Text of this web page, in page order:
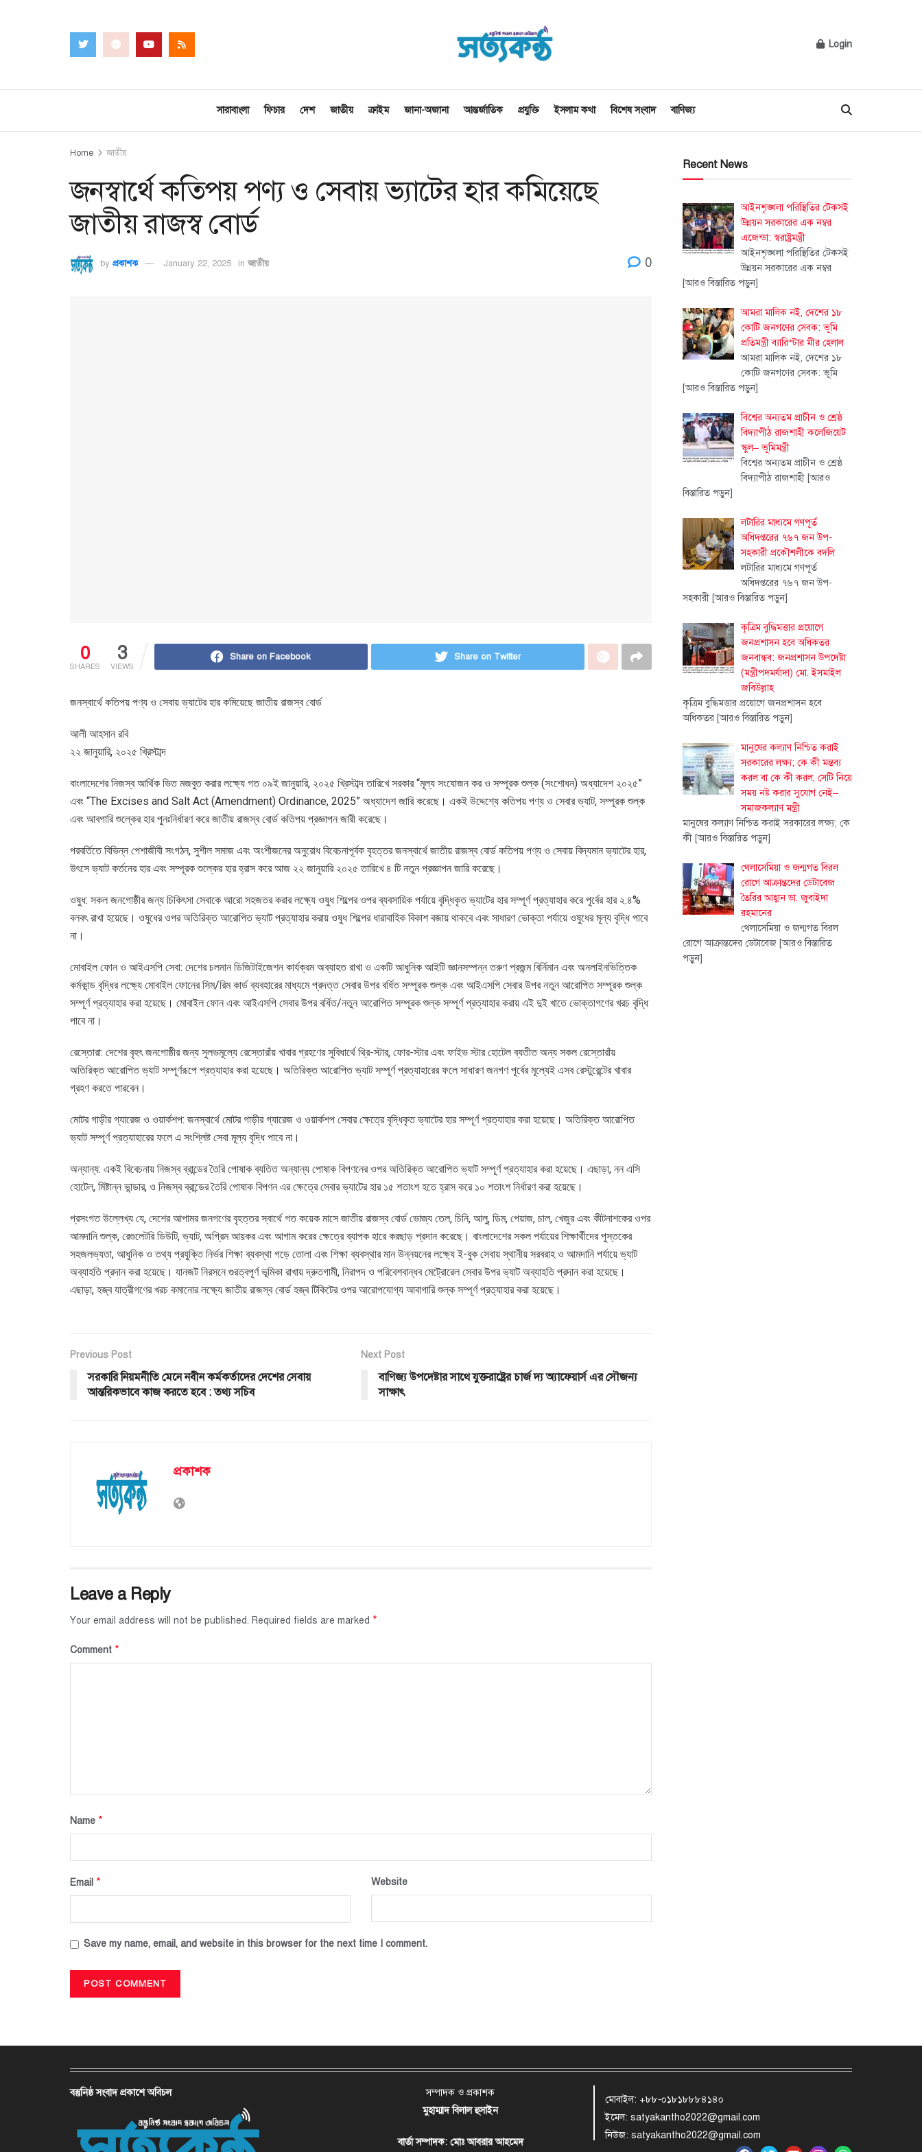
Login
সারাবাংলা ফিচার দেশ জাতীয় ক্রাইম জানা-অজানা আন্তর্জাতিক প্রযুক্তি ইসলাম কথা বিশেষ সংবাদ বাণিজ্য
Home জাতীয়
জনস্বার্থে কতিপয় পণ্য ও সেবায় ভ্যাটের হার কমিয়েছে
জাতীয় রাজস্ব বোর্ড
by প্রকাশক January 22, 2025 in জাতীয় 0
0
SHARES
3
VIEWS
Share on Facebook Share on Twitter
জনস্বার্থে কতিপয় পণ্য ও সেবায় ভ্যাটের হার কমিয়েছে জাতীয় রাজস্ব বোর্ড
আলী আহসান রবি
২২ জানুয়ারি, ২০২৫ খ্রিস্টাব্দ
বাংলাদেশের নিজস্ব আর্থিক ভিত মজবুত করার লক্ষ্যে গত ০৯ই জানুয়ারি, ২০২৫ খ্রিস্টাব্দ তারিখে সরকার “মূল্য সংযোজন কর ও সম্পূরক শুল্ক (সংশোধন) অধ্যাদেশ ২০২৫”
এবং “The Excises and Salt Act (Amendment) Ordinance, 2025” অধ্যাদেশ জারি করেছে। একই উদ্দেশ্যে কতিপয় পণ্য ও সেবার ভ্যাট, সম্পূরক শুল্ক
এবং আবগারি শুল্কের হার পুনঃনির্ধারণ করে জাতীয় রাজস্ব বোর্ড কতিপয় প্রজ্ঞাপন জারী করেছে।
পরবর্তিতে বিভিন্ন পেশাজীবী সংগঠন, সুশীল সমাজ এবং অংশীজনের অনুরোধ বিবেচনাপূর্বক বৃহত্তর জনস্বার্থে জাতীয় রাজস্ব বোর্ড কতিপয় পণ্য ও সেবায় বিদ্যমান ভ্যাটের হার,
উৎসে ভ্যাট কর্তনের হার এবং সম্পূরক শুল্কের হার হ্রাস করে আজ ২২ জানুয়ারি ২০২৫ তারিখে ৪ টি নতুন প্রজ্ঞাপন জারি করেছে।
ওষুধ: সকল জনগোষ্ঠীর জন্য চিকিৎসা সেবাকে আরো সহজতর করার লক্ষ্যে ওষুধ শিল্পের ওপর ব্যবসায়িক পর্যায়ে বৃদ্ধিকৃত ভ্যাটের হার সম্পূর্ণ প্রত্যাহার করে পূর্বের হার ২.৪%
বলবৎ রাখা হয়েছে। ওষুধের ওপর অতিরিক্ত আরোপিত ভ্যাট প্রত্যাহার করায় ওষুধ শিল্পের ধারাবাহিক বিকাশ বজায় থাকবে এবং সাধারণ ভোক্তা পর্যায়ে ওষুধের মূল্য বৃদ্ধি পাবে
না।
মোবাইল ফোন ও আইএসপি সেবা: দেশের চলমান ডিজিটাইজেশন কার্যক্রম অব্যাহত রাখা ও একটি আধুনিক আইটি জ্ঞানসম্পন্ন তরুণ প্রজন্ম বির্নিমান এবং অনলাইনভিত্তিক
কর্মকান্ড বৃদ্ধির লক্ষ্যে মোবাইল ফোনের সিম/রিম কার্ড ব্যবহারের মাধ্যমে প্রদত্ত সেবার উপর বর্ধিত সম্পূরক শুল্ক এবং আইএসপি সেবার উপর নতুন আরোপিত সম্পূরক শুল্ক
সম্পূর্ণ প্রত্যাহার করা হয়েছে। মোবাইল ফোন এবং আইএসপি সেবার উপর বর্ধিত/নতুন আরোপিত সম্পূরক শুল্ক সম্পূর্ণ প্রত্যাহার করায় এই দুই খাতে ভোক্তাগণের খরচ বৃদ্ধি
পাবে না।
রেস্তোরা: দেশের বৃহৎ জনগোষ্ঠীর জন্য সুলভমূল্যে রেস্তোরাঁয় খাবার গ্রহণের সুবিধার্থে থ্রি-স্টার, ফোর-স্টার এবং ফাইভ স্টার হোটেল ব্যতীত অন্য সকল রেস্তোরাঁয়
অতিরিক্ত আরোপিত ভ্যাট সম্পূর্ণরূপে প্রত্যাহার করা হয়েছে। অতিরিক্ত আরোপিত ভ্যাট সম্পূর্ণ প্রত্যাহারের ফলে সাধারণ জনগণ পূর্বের মূল্যেই এসব রেস্টুরেন্টের খাবার
গ্রহণ করতে পারবেন।
মোটর গাড়ীর গ্যারেজ ও ওয়ার্কশপ: জনস্বার্থে মোটর গাড়ীর গ্যারেজ ও ওয়ার্কশপ সেবার ক্ষেত্রে বৃদ্ধিকৃত ভ্যাটের হার সম্পূর্ণ প্রত্যাহার করা হয়েছে। অতিরিক্ত আরোপিত
ভ্যাট সম্পূর্ণ প্রত্যাহারের ফলে এ সংশ্লিষ্ট সেবা মূল্য বৃদ্ধি পাবে না।
অন্যান্য: একই বিবেচনায় নিজস্ব ব্রান্ডের তৈরি পোষাক ব্যতিত অন্যান্য পোষাক বিপণনের ওপর অতিরিক্ত আরোপিত ভ্যাট সম্পূর্ণ প্রত্যাহার করা হয়েছে। এছাড়া, নন এসি
হোটেল, মিষ্টান্ন ভান্ডার, ও নিজস্ব ব্রান্ডের তৈরি পোষাক বিপণন এর ক্ষেত্রে সেবার ভ্যাটের হার ১৫ শতাংশ হতে হ্রাস করে ১০ শতাংশ নির্ধারণ করা হয়েছে।
প্রসংগত উল্লেখ্য যে, দেশের আপামর জনগণের বৃহত্তর স্বার্থে গত কয়েক মাসে জাতীয় রাজস্ব বোর্ড ভোজ্য তেল, চিনি, আলু, ডিম, পেয়াজ, চাল, খেজুর এবং কীটনাশকের ওপর
আমদানি শুল্ক, রেগুলেটরি ডিউটি, ভ্যাট, অগ্রিম আয়কর এবং আগাম করের ক্ষেত্রে ব্যাপক হারে করছাড় প্রদান করেছে। বাংলাদেশের সকল পর্যায়ের শিক্ষার্থীদের পুস্তকের
সহজলভ্যতা, আধুনিক ও তথ্য প্রযুক্তি নির্ভর শিক্ষা ব্যবস্থা গড়ে তোলা এবং শিক্ষা ব্যবস্থার মান উন্নয়নের লক্ষ্যে ই-বুক সেবায় স্থানীয় সরবরাহ ও আমদানি পর্যায়ে ভ্যাট
অব্যাহতি প্রদান করা হয়েছে। যানজট নিরসনে গুরত্বপূর্ণ ভূমিকা রাখায় দ্রুতগামী, নিরাপদ ও পরিবেশবান্ধব মেট্রোরেল সেবার উপর ভ্যাট অব্যাহতি প্রদান করা হয়েছে।
এছাড়া, হজ্ব যাত্রীগণের খরচ কমানোর লক্ষ্যে জাতীয় রাজস্ব বোর্ড হজ্ব টিকিটের ওপর আরোপযোগ্য আবাগারি শুল্ক সম্পূর্ণ প্রত্যাহার করা হয়েছে।
Previous Post
সরকারি নিয়মনীতি মেনে নবীন কর্মকর্তাদের দেশের সেবায়
আন্তরিকভাবে কাজ করতে হবে : তথ্য সচিব
Next Post
বাণিজ্য উপদেষ্টার সাথে যুক্তরাষ্ট্রের চার্জ দ্য অ্যাফেয়ার্স এর সৌজন্য
সাক্ষাৎ
প্রকাশক
Leave a Reply
Your email address will not be published. Required fields are marked *
Comment *
Name *
Email * Website
Save my name, email, and website in this browser for the next time I comment.
Recent News
আইনশৃঙ্খলা পরিস্থিতির টেকসই
উন্নয়ন সরকারের এক নম্বর
এজেন্ডা: স্বরাষ্ট্রমন্ত্রী
আইনশৃঙ্খলা পরিস্থিতির টেকসই
উন্নয়ন সরকারের এক নম্বর
[আরও বিস্তারিত পড়ুন]
আমরা মালিক নই, দেশের ১৮
কোটি জনগণের সেবক: ভূমি
প্রতিমন্ত্রী ব্যারিস্টার মীর হেলাল
আমরা মালিক নই, দেশের ১৮
কোটি জনগণের সেবক: ভূমি
[আরও বিস্তারিত পড়ুন]
বিশ্বের অন্যতম প্রাচীন ও শ্রেষ্ঠ
বিদ্যাপীঠ রাজশাহী কলেজিয়েট
স্কুল– ভূমিমন্ত্রী
বিশ্বের অন্যতম প্রাচীন ও শ্রেষ্ঠ
বিদ্যাপীঠ রাজশাহী [আরও
বিস্তারিত পড়ুন]
লটারির মাধ্যমে গণপূর্ত
অধিদপ্তরের ৭৬৭ জন উপ-
সহকারী প্রকৌশলীকে বদলি
লটারির মাধ্যমে গণপূর্ত
অধিদপ্তরের ৭৬৭ জন উপ-
সহকারী [আরও বিস্তারিত পড়ুন]
কৃত্রিম বুদ্ধিমত্তার প্রয়োগে
জনপ্রশাসন হবে অধিকতর
জনবান্ধব: জনপ্রশাসন উপদেষ্টা
(মন্ত্রীপদমর্যাদা) মো. ইসমাইল
জবিউল্লাহ
কৃত্রিম বুদ্ধিমত্তার প্রয়োগে জনপ্রশাসন হবে
অধিকতর [আরও বিস্তারিত পড়ুন]
মানুষের কল্যাণ নিশ্চিত করাই
সরকারের লক্ষ্য; কে কী মন্তব্য
করল বা কে কী করল, সেটি নিয়ে
সময় নষ্ট করার সুযোগ নেই–
সমাজকল্যাণ মন্ত্রী
মানুষের কল্যাণ নিশ্চিত করাই সরকারের লক্ষ্য; কে
কী [আরও বিস্তারিত পড়ুন]
থেলাসেমিয়া ও জন্মগত বিরল
রোগে আক্রান্তদের ডেটাবেজ
তৈরির আহ্বান ডা. জুবাইদা
রহমানের
থেলাসেমিয়া ও জন্মগত বিরল
রোগে আক্রান্তদের ডেটাবেজ [আরও বিস্তারিত
পড়ুন]
বস্তুনিষ্ঠ সংবাদ প্রকাশে অবিচল
সম্পাদক ও প্রকাশক
মুহাম্মাদ বিলাল হুসাইন
বার্তা সম্পাদক: মোঃ আবরার আহমেদ
মোবাইল: +৮৮-০১৮১৮৮৮৪১৪০
ইমেল: satyakantho2022@gmail.com
নিউজ: satyakantho2022@gmail.com